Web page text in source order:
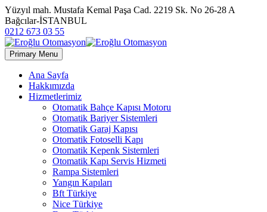
Yüzyıl mah. Mustafa Kemal Paşa Cad. 2219 Sk. No 26-28 A
Bağcılar-İSTANBUL
0212 673 03 55
Primary Menu
Ana Sayfa
Hakkımızda
Hizmetlerimiz
Otomatik Bahçe Kapısı Motoru
Otomatik Bariyer Sistemleri
Otomatik Garaj Kapısı
Otomatik Fotoselli Kapı
Otomatik Kepenk Sistemleri
Otomatik Kapı Servis Hizmeti
Rampa Sistemleri
Yangın Kapıları
Bft Türkiye
Nice Türkiye